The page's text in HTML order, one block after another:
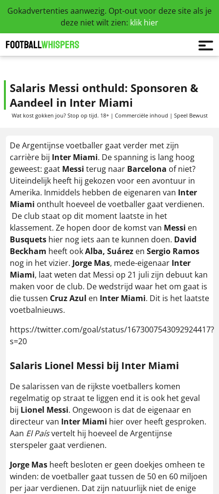
Gokadvertenties aanwezig. Opt-out voor deze site als je
deze niet wilt zien: klik hier
Salaris Messi onthuld: Sponsoren &
Aandeel in Inter Miami
Wat kost gokken jou? Stop op tijd. 18+ | Commerciële inhoud | Speel Bewust
De Argentijnse voetballer gaat verder met zijn
carrière bij Inter Miami. De spanning is lang hoog
geweest: gaat Messi terug naar Barcelona of niet?
Uiteindelijk heeft hij gekozen voor een avontuur in
Amerika. Inmiddels hebben de eigenaren van Inter
Miami onthult hoeveel de voetballer gaat verdienen.
De club staat op dit moment laatste in het
klassement. Ze hopen door de komst van Messi en
Busquets hier nog iets aan te kunnen doen. David
Beckham heeft ookAlba, Suárez en Sergio Ramos
nog in het vizier. Jorge Mas, mede-eigenaar Inter
Miami, laat weten dat Messi op 21 juli zijn debuut kan
maken voor de club. De wedstrijd waar het om gaat is
die tussen Cruz Azul en Inter Miami. Dit is het laatste
voetbalnieuws.
https://twitter.com/goal/status/1673007543092924417?
s=20
Salaris Lionel Messi bij Inter Miami
De salarissen van de rijkste voetballers komen
regelmatig op straat te liggen end it is ook het geval
bij Lionel Messi. Ongewoon is dat de eigenaar en
directeur van Inter Miami hier over heeft gesproken.
Aan El Paísvertelt hij hoeveel de Argentijnse
sterspeler gaat verdienen.
Jorge Mas heeft besloten er geen doekjes omheen te
winden: de voetballer gaat tussen de 50 en 60 miljoen
per jaar verdienen. Dat zijn natuurlijk niet de enige